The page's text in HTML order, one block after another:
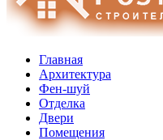
Главная
Архитектура
Фен-шуй
Отделка
Двери
Помещения